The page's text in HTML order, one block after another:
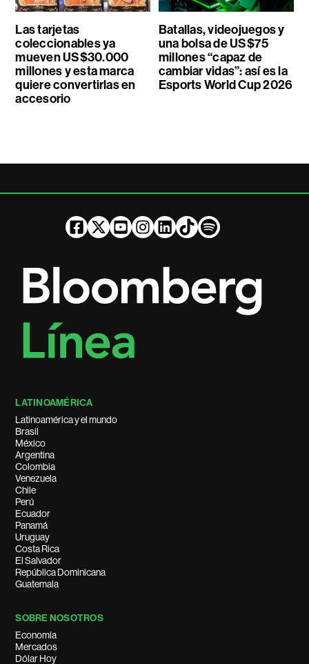
Las tarjetas
coleccionables ya
mueven US$30.000
millones y esta marca
quiere convertirlas en
accesorio
Batallas, videojuegos y
una bolsa de US$75
millones “capaz de
cambiar vidas”: así es la
Esports World Cup 2026
LATINOAMÉRICA
Latinoamérica y el mundo
Brasil
México
Argentina
Colombia
Venezuela
Chile
Perú
Ecuador
Panamá
Uruguay
Costa Rica
El Salvador
República Dominicana
Guatemala
SOBRE NOSOTROS
Economía
Mercados
Dólar Hoy